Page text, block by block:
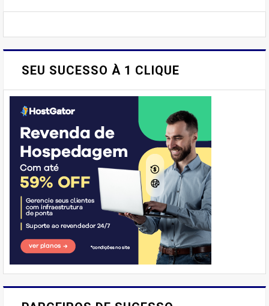
SEU SUCESSO À 1 CLIQUE
E AÍ, PESSOAL! VOCÊ JÁ
IMAGINOU PODER SABOREAR